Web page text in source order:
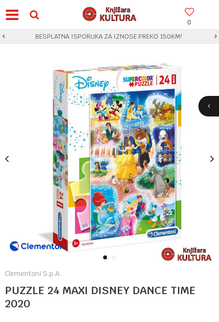
0
BESPLATNA ISPORUKA ZA IZNOSE PREKO 150KM!
1
Clementoni S.p.A.
PUZZLE 24 MAXI DISNEY DANCE TIME
2020